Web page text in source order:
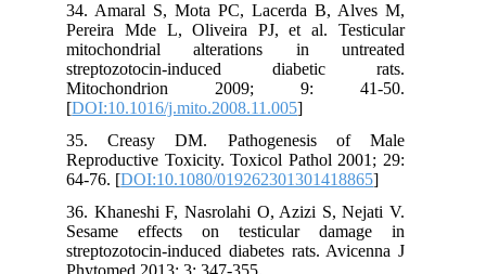
34. Amaral S, Mota PC, Lacerda B, Alves M,
Pereira Mde L, Oliveira PJ, et al. Testicular
mitochondrial alterations in untreated
streptozotocin-induced diabetic rats.
Mitochondrion 2009; 9: 41-50.
[DOI:10.1016/j.mito.2008.11.005
35. Creasy DM. Pathogenesis of Male
Reproductive Toxicity. Toxicol Pathol 2001; 29:
64-76. [DOI:10.1080/019262301301418865
36. Khaneshi F, Nasrolahi O, Azizi S, Nejati V.
Sesame effects on testicular damage in
streptozotocin-induced diabetes rats. Avicenna J
Phytomed 2013; 3: 347-355.